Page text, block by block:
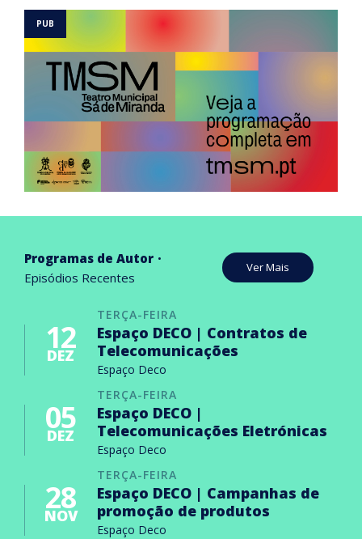
Programas de Autor
Episódios Recentes
Ver Mais
TERÇA-FEIRA
12
DEZ
Espaço DECO | Contratos de
Telecomunicações
Espaço Deco
TERÇA-FEIRA
05
DEZ
Espaço DECO |
Telecomunicações Eletrónicas
Espaço Deco
TERÇA-FEIRA
28
NOV
Espaço DECO | Campanhas de
promoção de produtos
Espaço Deco